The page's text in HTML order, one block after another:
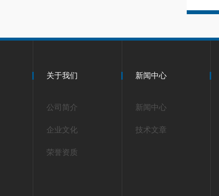
关于我们
公司简介
企业文化
荣誉资质
新闻中心
新闻中心
技术文章